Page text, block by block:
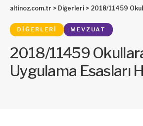
altinoz.com.tr > Diğerleri > 2018/11459
DIĞERLERI MEVZUAT
2018/11459
Uygulama Esasları